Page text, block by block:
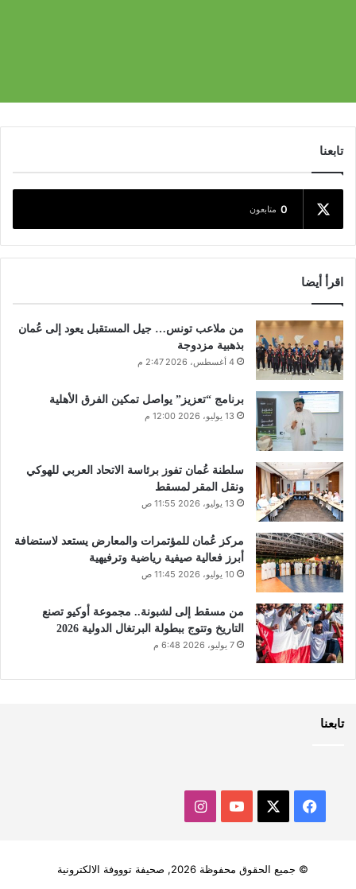
تابعنا
0 متابعون
اقرأ أيضا
من ملاعب تونس… جيل المستقبل يعود إلى عُمان
بذهبية مزدوجة
4 أغسطس، 2026 2:47 م
برنامج “تعزيز” يواصل تمكين الفرق الأهلية
13 يوليو، 2026 12:00 م
سلطنة عُمان تفوز برئاسة الاتحاد العربي للهوكي
ونقل المقر لمسقط
13 يوليو، 2026 11:55 ص
مركز عُمان للمؤتمرات والمعارض يستعد لاستضافة
أبرز فعالية صيفية رياضية وترفيهية
10 يوليو، 2026 11:45 ص
من مسقط إلى لشبونة.. مجموعة أوكيو تصنع
التاريخ وتتوج ببطولة البرتغال الدولية 2026
7 يوليو، 2026 6:48 م
تابعنا
فيسبوك ‫YouTubeانستقرام
© جميع الحقوق محفوظة 2026, صحيفة توووفة الالكترونية